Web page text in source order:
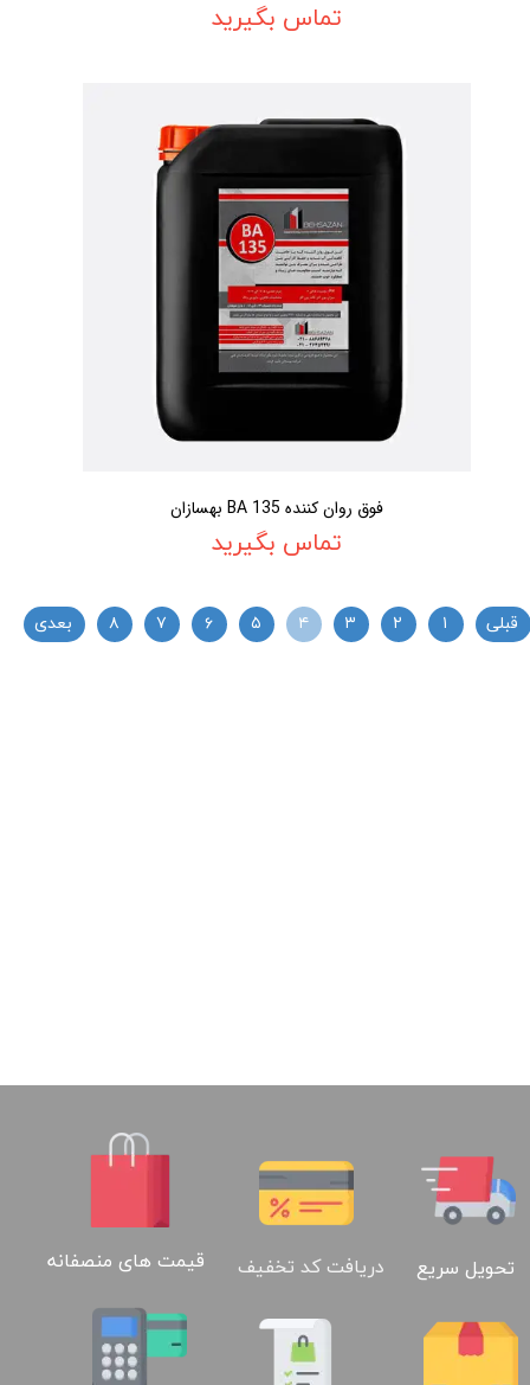
تماس بگیرید
فوق روان کننده BA 135 بهسازان
تماس بگیرید
قبلی ۱ ۲ ۳ ۴ ۵ ۶ ۷ ۸ بعدی
تحویل سریع دریافت کد تخفیف قیمت های منصفانه